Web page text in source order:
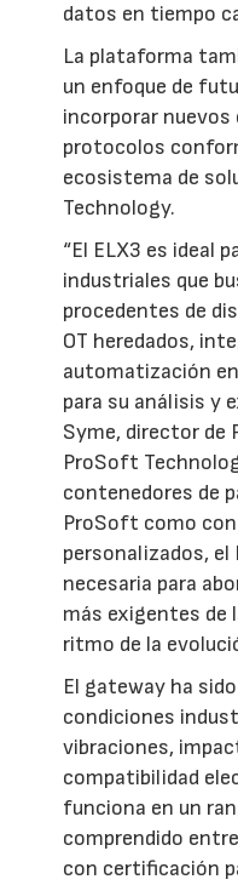
datos en tiempo
La plataforma
un enfoque de
incorporar
protocolos
ecosistema de
Technology.
“El ELX3 es ideal
industriales que
procedentes de
OT heredados,
automatización
para su análisis y
Syme, director de
ProSoft
contenedores de
ProSoft como
personalizados, el
necesaria para
más exigentes de
ritmo de la
El gateway ha
condiciones
vibraciones,
compatibilidad
funciona en un
comprendido
con certificación